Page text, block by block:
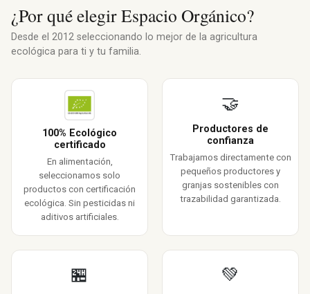
¿Por qué elegir Espacio Orgánico?
Desde el 2012 seleccionando lo mejor de la agricultura
ecológica para ti y tu familia.
100% Ecológico
certificado
En alimentación,
seleccionamos solo
productos con certificación
ecológica. Sin pesticidas ni
aditivos artificiales.
🤝
Productores de
confianza
Trabajamos directamente con
pequeños productores y
granjas sostenibles con
trazabilidad garantizada.
🏪 💚